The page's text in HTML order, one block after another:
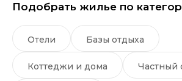
Подобрать жилье по
Отели Базы отдыха
Коттеджи и дома Частный